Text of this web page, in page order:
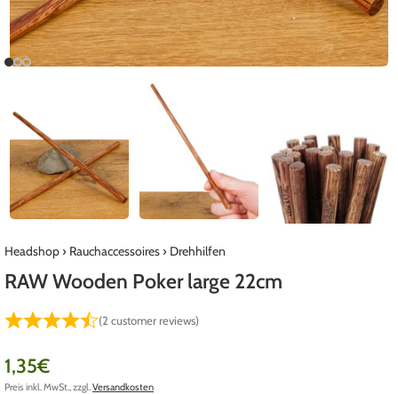
Headshop› Rauchaccessoires› Drehhilfen
RAW Wooden Poker large 22cm
(2 customer reviews)
1,35€
Preis inkl. MwSt., zzgl. Versandkosten